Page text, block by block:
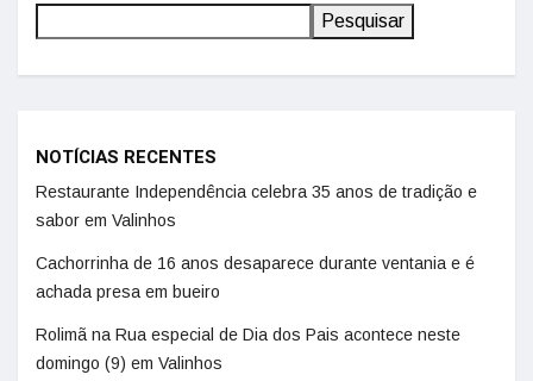
Pesquisar
NOTÍCIAS RECENTES
Restaurante Independência celebra 35 anos de tradição e
sabor em Valinhos
Cachorrinha de 16 anos desaparece durante ventania e é
achada presa em bueiro
Rolimã na Rua especial de Dia dos Pais acontece neste
domingo (9) em Valinhos